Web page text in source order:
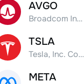
AVGO
Broadcom Inc. Common Stock
TSLA
Tesla, Inc. Common Stock
META